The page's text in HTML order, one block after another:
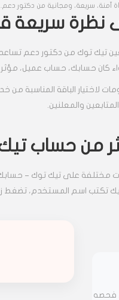
آمنة، سريعة، ومجانية من دكتور دعم.
نظرة سريعة
تيك توك من دكتور دعم
كان حسابك، حساب عميل،
لاختيار الباقة المناسبة
والمعلنين.
من حساب
مختلفة على تيك توك –
تكتب اسم المستخدم، تضغط
فحصه